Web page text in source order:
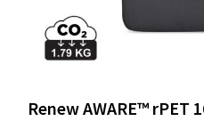
Renew AWARE™ rPET